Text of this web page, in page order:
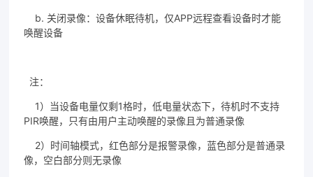
b. 关闭录像：设备休眠待机，仅APP远程查看设备时才能
唤醒设备
注：
1）当设备电量仅剩1格时，低电量状态下，待机时不支持
PIR唤醒，只有由用户主动唤醒的录像且为普通录像
2）时间轴模式，红色部分是报警录像，蓝色部分是普通录
像，空白部分则无录像